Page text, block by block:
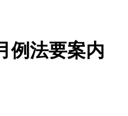
例法要案内